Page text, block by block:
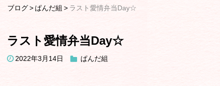
ブログ ぱんだ組 ラスト愛情弁当Day☆
ラスト愛情弁当Day☆
2022年3月14日 ぱんだ組